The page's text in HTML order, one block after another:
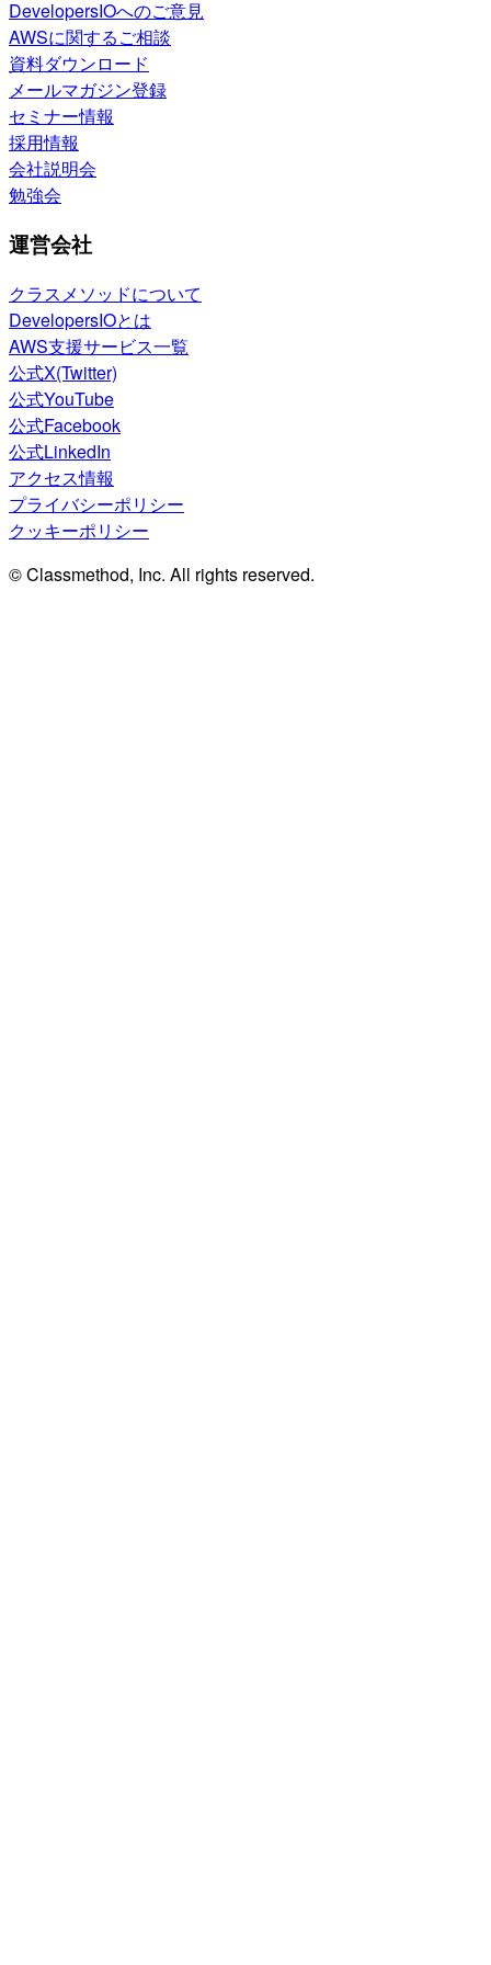
DevelopersIOへのご意見
AWSに関するご相談
資料ダウンロード
メールマガジン登録
セミナー情報
採用情報
会社説明会
勉強会
運営会社
クラスメソッドについて
DevelopersIOとは
AWS支援サービス一覧
公式X(Twitter)
公式YouTube
公式Facebook
公式LinkedIn
アクセス情報
プライバシーポリシー
クッキーポリシー
© Classmethod, Inc. All rights reserved.